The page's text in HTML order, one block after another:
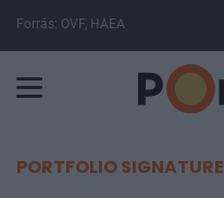
Forrás: OVF, HAEA
PORTFOLIO SIGNATURE